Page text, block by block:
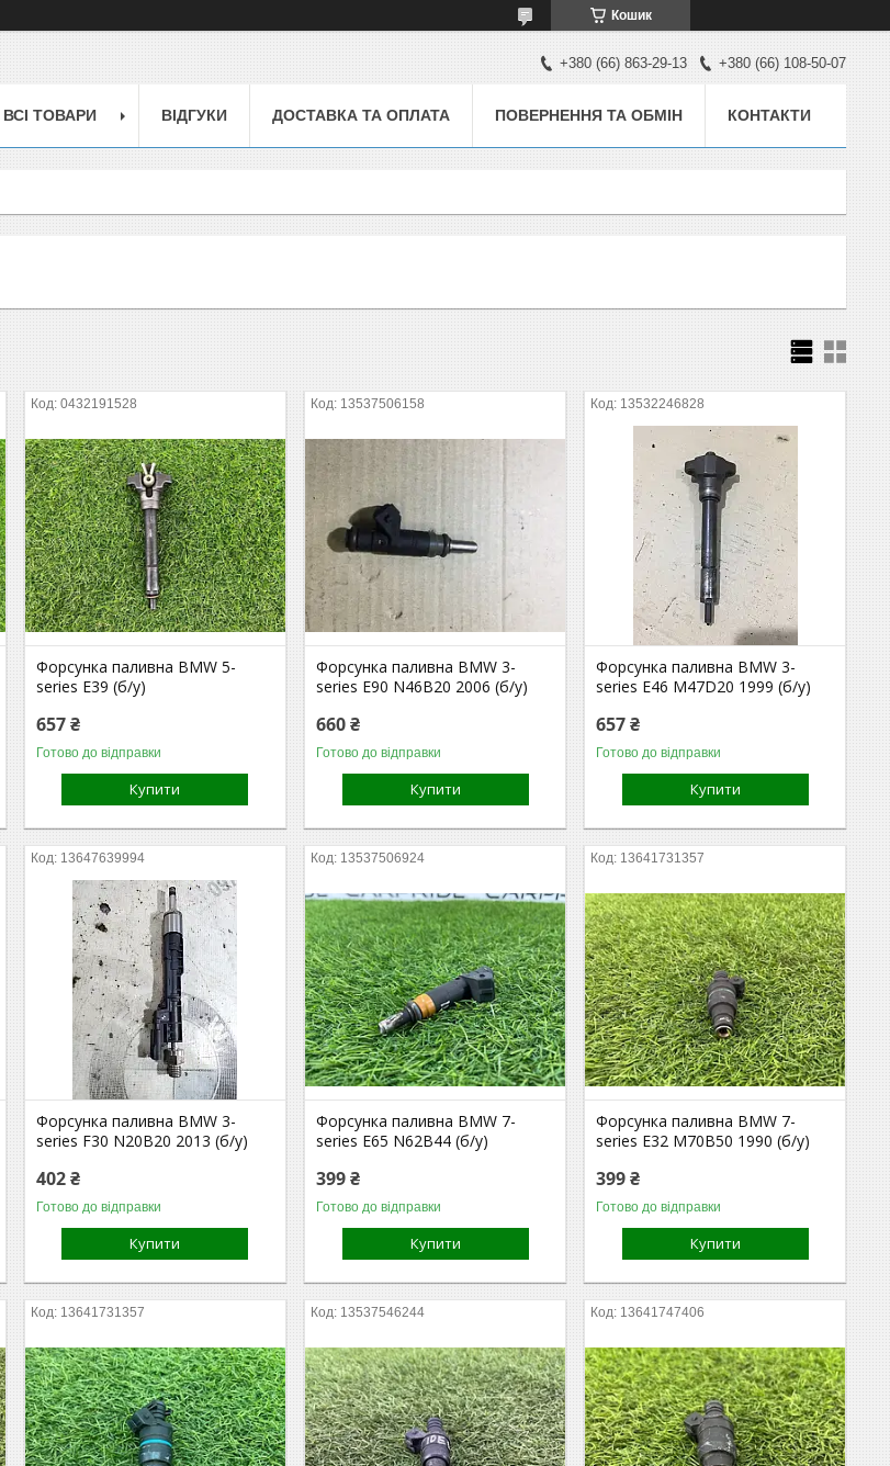
Кошик
+380 (66) 863-29-13 +380 (66) 108-50-07
ВСІ ТОВАРИ ВІДГУКИ ДОСТАВКА ТА ОПЛАТА ПОВЕРНЕННЯ ТА ОБМІН КОНТАКТИ
0432191528
Форсунка паливна BMW 5-
series E39 (б/у)
657 ₴
Готово до відправки
Купити
13537506158
Форсунка паливна BMW 3-
series E90 N46B20 2006 (б/у)
660 ₴
Готово до відправки
Купити
13532246828
Форсунка паливна BMW 3-
series E46 M47D20 1999 (б/у)
657 ₴
Готово до відправки
Купити
13647639994
Форсунка паливна BMW 3-
series F30 N20B20 2013 (б/у)
402 ₴
Готово до відправки
Купити
13537506924
Форсунка паливна BMW 7-
series E65 N62B44 (б/у)
399 ₴
Готово до відправки
Купити
13641731357
Форсунка паливна BMW 7-
series E32 M70B50 1990 (б/у)
399 ₴
Готово до відправки
Купити
13641731357 13537546244 13641747406